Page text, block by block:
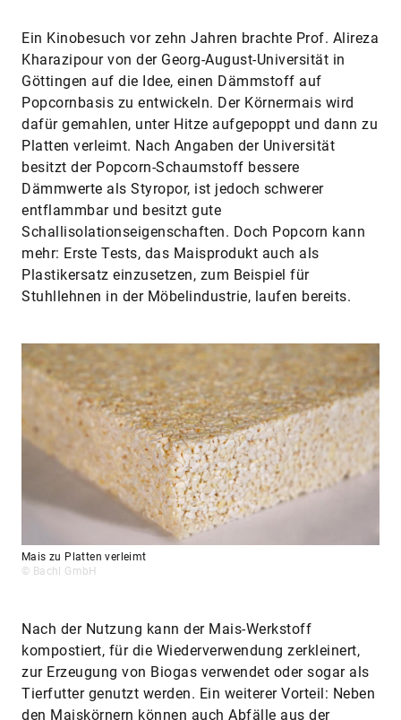
Ein Kinobesuch vor zehn Jahren brachte Prof. Alireza
Kharazipour von der Georg-August-Universität in
Göttingen auf die Idee, einen Dämmstoff auf
Popcornbasis zu entwickeln. Der Körnermais wird
dafür gemahlen, unter Hitze aufgepoppt und dann zu
Platten verleimt. Nach Angaben der Universität
besitzt der Popcorn-Schaumstoff bessere
Dämmwerte als Styropor, ist jedoch schwerer
entflammbar und besitzt gute
Schallisolationseigenschaften. Doch Popcorn kann
mehr: Erste Tests, das Maisprodukt auch als
Plastikersatz einzusetzen, zum Beispiel für
Stuhllehnen in der Möbelindustrie, laufen bereits.
Mais zu Platten verleimt
© Bachl GmbH
Nach der Nutzung kann der Mais-Werkstoff
kompostiert, für die Wiederverwendung zerkleinert,
zur Erzeugung von Biogas verwendet oder sogar als
Tierfutter genutzt werden. Ein weiterer Vorteil: Neben
den Maiskörnern können auch Abfälle aus der